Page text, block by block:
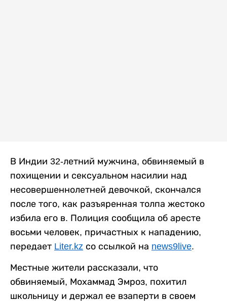
В Индии 32-летний мужчина, обвиняемый в
похищении и сексуальном насилии над
несовершеннолетней девочкой, скончался
после того, как разъяренная толпа жестоко
избила его в. Полиция сообщила об аресте
восьми человек, причастных к нападению,
передает Liter.kz со ссылкой на news9live.
Местные жители рассказали, что
обвиняемый, Мохаммад Эмроз, похитил
школьницу и держал ее взаперти в своем